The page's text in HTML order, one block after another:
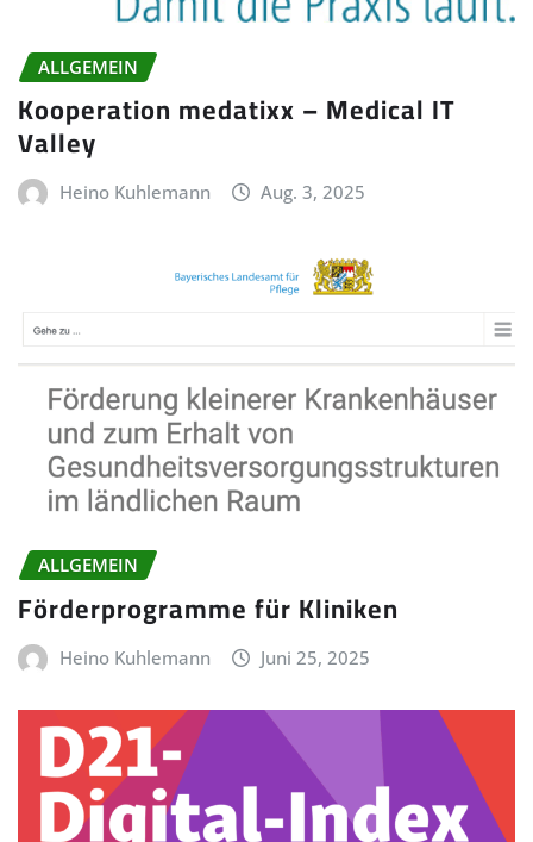
ALLGEMEIN
Kooperation medatixx – Medical IT
Valley
Heino Kuhlemann Aug. 3, 2025
ALLGEMEIN
Förderprogramme für Kliniken
Heino Kuhlemann Juni 25, 2025